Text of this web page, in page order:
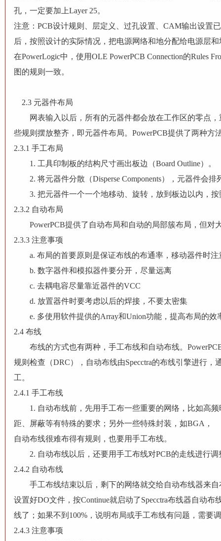
孔，一定要加上Layer 25。
注意：PCB设计规则、层定义、过孔设置、CAM输出设置
后，按照设计的实际情况，把电源网络和地分配给电源层
在PowerLogic中，使用OLE PowerPCB Connection的Rules
图的规则一致。
2.3 元器件布局
网表输入以后，所有的元器件都会放在工作区的零点，
些规则摆放整齐，即元器件布局。PowerPCB提供了两种方
2.3.1 手工布局
1. 工具印制板的结构尺寸画出板边（Board Outline）。
2. 将元器件分散（Disperse Components），元器件会排
3. 把元器件一个一个地移动、旋转，放到板边以内，按
2.3.2 自动布局
PowerPCB提供了自动布局和自动的局部簇布局，但对
2.3.3 注意事项
a. 布局的首要原则是保证布线的布通率，移动器件时注
b. 数字器件和模拟器件要分开，尽量远离
c. 去耦电容尽量靠近器件的VCC
d. 放置器件时要考虑以后的焊接，不要太密集
e. 多使用软件提供的Array和Union功能，提高布局的效
2.4 布线
布线的方式也有两种，手工布线和自动布线。
规则检查（DRC），自动布线由Specctra的布线引擎进行
工。
2.4.1 手工布线
1. 自动布线前，先用手工布一些重要的网络，比如高频
距、屏蔽等有特殊的要求；另外一些特殊封装，如BGA，
自动布线很难布得有规则，也要用手工布线。
2. 自动布线以后，还要用手工布线对PCB的走线进行调
2.4.2 自动布线
手工布线结束以后，剩下的网络就交给自动布线器来自
设置好DO文件，按Continue就启动了Specctra布线器自动
线了；如果不到100%，说明布局或手工布线有问题，需要
2.4.3 注意事项